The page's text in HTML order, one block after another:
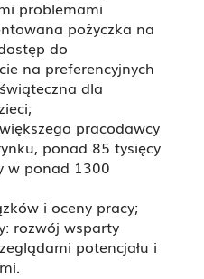
problemami
pożyczka na
do
na preferencyjnych
dla
pracodawcy
ponad 85 tysięcy
w ponad 1300
i oceny pracy;
rozwój wsparty
potencjału i